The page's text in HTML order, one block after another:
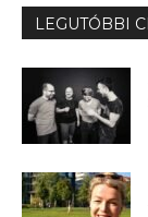
LEGUTÓBBI